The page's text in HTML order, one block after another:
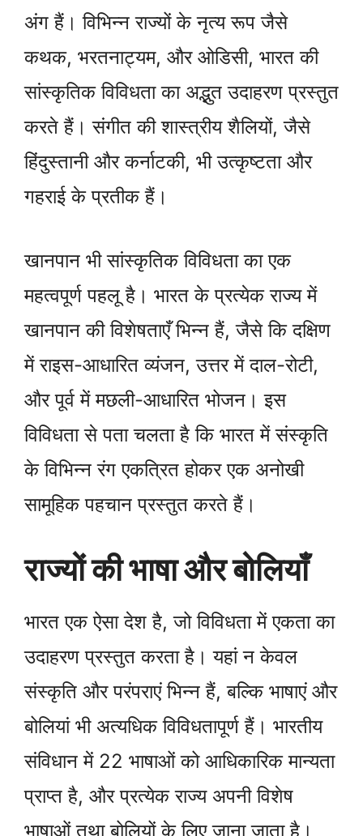
अंग हैं। विभिन्न राज्यों के नृत्य रूप जैसे
कथक, भरतनाट्यम, और ओडिसी, भारत की
सांस्कृतिक विविधता का अद्भुत उदाहरण प्रस्तुत
करते हैं। संगीत की शास्त्रीय शैलियों, जैसे
हिंदुस्तानी और कर्नाटकी, भी उत्कृष्टता और
गहराई के प्रतीक हैं।
खानपान भी सांस्कृतिक विविधता का एक
महत्वपूर्ण पहलू है। भारत के प्रत्येक राज्य में
खानपान की विशेषताएँ भिन्न हैं, जैसे कि दक्षिण
में राइस-आधारित व्यंजन, उत्तर में दाल-रोटी,
और पूर्व में मछली-आधारित भोजन। इस
विविधता से पता चलता है कि भारत में संस्कृति
के विभिन्न रंग एकत्रित होकर एक अनोखी
सामूहिक पहचान प्रस्तुत करते हैं।
राज्यों की भाषा और बोलियाँ
भारत एक ऐसा देश है, जो विविधता में एकता का
उदाहरण प्रस्तुत करता है। यहां न केवल
संस्कृति और परंपराएं भिन्न हैं, बल्कि भाषाएं और
बोलियां भी अत्यधिक विविधतापूर्ण हैं। भारतीय
संविधान में 22 भाषाओं को आधिकारिक मान्यता
प्राप्त है, और प्रत्येक राज्य अपनी विशेष
भाषाओं तथा बोलियों के लिए जाना जाता है।